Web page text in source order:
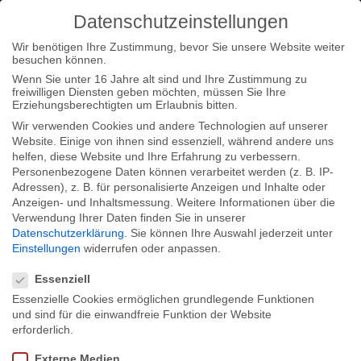
Home Startseite
Christian Beetz präsentiert “Falcianis
Liste” beim MEDIA Innovation Showcase
Christian Beetz präsentiert “Falcianis
Liste” beim MEDIA Innovation
Bei der diesjährigen “Berlinale Conference” der Euroäischen
Datenschutzeinstellungen
Wir benötigen Ihre Zustimmung, bevor Sie unsere Website weiter
besuchen können.
Wenn Sie unter 16 Jahre alt sind und Ihre Zustimmung zu
freiwilligen Diensten geben möchten, müssen Sie Ihre
Erziehungsberechtigten um Erlaubnis bitten.
Wir verwenden Cookies und andere Technologien auf unserer
Website. Einige von ihnen sind essenziell, während andere uns
helfen, diese Website und Ihre Erfahrung zu verbessern.
Personenbezogene Daten können verarbeitet werden (z. B. IP-
Adressen), z. B. für personalisierte Anzeigen und Inhalte oder
Anzeigen- und Inhaltsmessung. Weitere Informationen über die
Verwendung Ihrer Daten finden Sie in unserer
Datenschutzerklärung
Sie können Ihre Auswahl jederzeit unter
Einstellungen widerrufen oder anpassen.
Essenziell
Essenzielle Cookies ermöglichen grundlegende Funktionen
und sind für die einwandfreie Funktion der Website
erforderlich.